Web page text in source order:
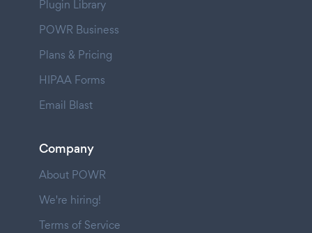
Plugin Library
POWR Business
Plans & Pricing
HIPAA Forms
Email Blast
Company
About POWR
We're hiring!
Terms of Service